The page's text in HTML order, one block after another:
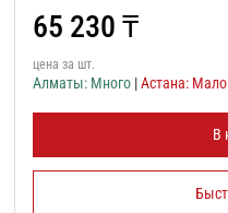
65 230 ₸
цена за шт.
Алматы: Много |Астана: Мало
В